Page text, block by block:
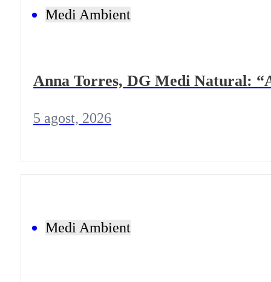
Medi Ambient
Anna Torres, DG Medi Natural:
5 agost, 2026
Medi Ambient